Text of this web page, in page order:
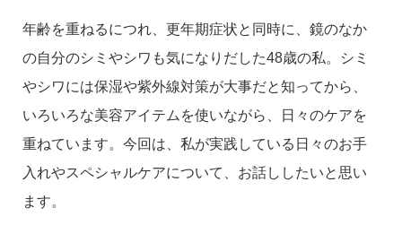
年齢を重ねるにつれ、更年期症状と同時に、鏡のなか
の自分のシミやシワも気になりだした48歳の私。シミ
やシワには保湿や紫外線対策が大事だと知ってから、
いろいろな美容アイテムを使いながら、日々のケアを
重ねています。今回は、私が実践している日々のお手
入れやスペシャルケアについて、お話ししたいと思い
ます。